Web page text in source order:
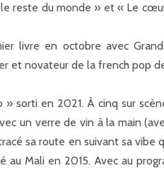
reste du monde » et « Le
livre en octobre avec
et novateur de la french pop
» sorti en 2021. À cinq sur
un verre de vin à la main
sa route en suivant sa vibe
Mali en 2015. Avec au